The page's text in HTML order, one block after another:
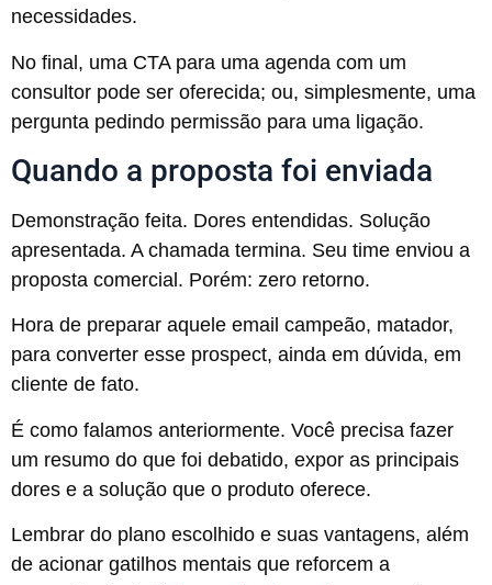
necessidades.
No final, uma CTA para uma agenda com um
consultor pode ser oferecida; ou, simplesmente, uma
pergunta pedindo permissão para uma ligação.
Quando a proposta foi enviada
Demonstração feita. Dores entendidas. Solução
apresentada. A chamada termina. Seu time enviou a
proposta comercial. Porém: zero retorno.
Hora de preparar aquele email campeão, matador,
para converter esse prospect, ainda em dúvida, em
cliente de fato.
É como falamos anteriormente. Você precisa fazer
um resumo do que foi debatido, expor as principais
dores e a solução que o produto oferece.
Lembrar do plano escolhido e suas vantagens, além
de acionar gatilhos mentais que reforcem a